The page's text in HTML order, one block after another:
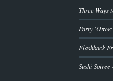
Three Ways
Party
Flashback
Sushi